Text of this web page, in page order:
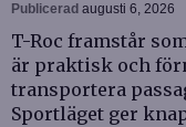
Publicerad augusti 6, 2026
T-Roc framstår
är praktisk och
transportera
Sportläget ger